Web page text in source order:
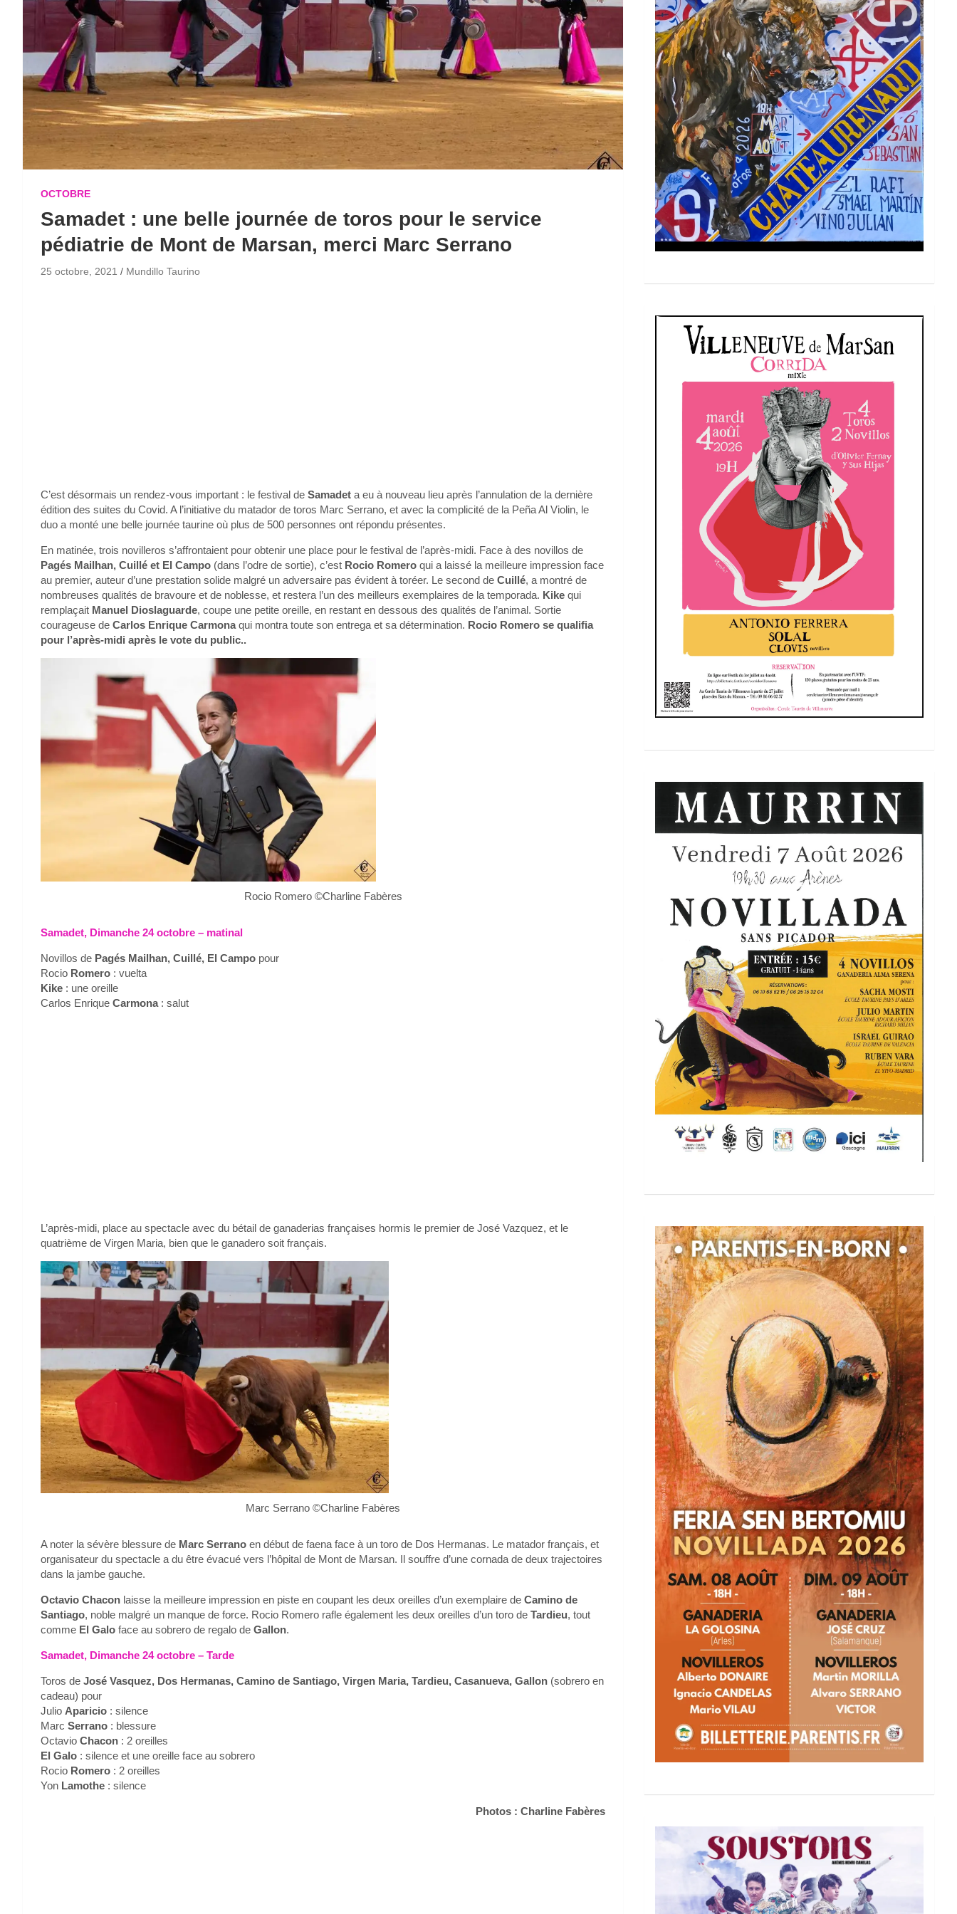
OCTOBRE
Samadet : une belle journée de toros pour le service
pédiatrie de Mont de Marsan, merci Marc Serrano
25 octobre, 2021 Mundillo Taurino
C’est désormais un rendez-vous important : le festival de Samadet a eu à nouveau lieu après l’annulation de la dernière
édition des suites du Covid. A l’initiative du matador de toros Marc Serrano, et avec la complicité de la Peña Al Violin, le
duo a monté une belle journée taurine où plus de 500 personnes ont répondu présentes.
En matinée, trois novilleros s’affrontaient pour obtenir une place pour le festival de l’après-midi. Face à des novillos de
Pagés Mailhan, Cuillé et El Campo (dans l’odre de sortie), c’est Rocio Romero qui a laissé la meilleure impression face
au premier, auteur d’une prestation solide malgré un adversaire pas évident à toréer. Le second de Cuillé, a montré de
nombreuses qualités de bravoure et de noblesse, et restera l’un des meilleurs exemplaires de la temporada. Kike qui
remplaçait Manuel Dioslaguarde, coupe une petite oreille, en restant en dessous des qualités de l’animal. Sortie
courageuse de Carlos Enrique Carmonaqui montra toute son entrega et sa détermination. Rocio Romero se qualifia
pour l’après-midi après le vote du public..
Rocio Romero ©Charline Fabères
Samadet, Dimanche 24 octobre – matinal
Novillos de Pagés Mailhan, Cuillé, El Campo pour
Rocio Romero : vuelta
Kike : une oreille
Carlos Enrique Carmona : salut
L’après-midi, place au spectacle avec du bétail de ganaderias françaises hormis le premier de José Vazquez, et le
quatrième de Virgen Maria, bien que le ganadero soit français.
Marc Serrano ©Charline Fabères
A noter la sévère blessure de Marc Serrano en début de faena face à un toro de Dos Hermanas. Le matador français, et
organisateur du spectacle a du être évacué vers l’hôpital de Mont de Marsan. Il souffre d’une cornada de deux trajectoires
dans la jambe gauche.
Octavio Chacon laisse la meilleure impression en piste en coupant les deux oreilles d’un exemplaire de Camino de
Santiago, noble malgré un manque de force. Rocio Romero rafle également les deux oreilles d’un toro de Tardieu, tout
comme El Galo face au sobrero de regalo de Gallon.
Samadet, Dimanche 24 octobre – Tarde
Toros de José Vasquez, Dos Hermanas, Camino de Santiago, Virgen Maria, Tardieu, Casanueva, Gallon (sobrero en
cadeau) pour
Julio Aparicio : silence
Marc Serrano : blessure
Octavio Chacon : 2 oreilles
El Galo : silence et une oreille face au sobrero
Rocio Romero : 2 oreilles
Yon Lamothe : silence
Photos : Charline Fabères